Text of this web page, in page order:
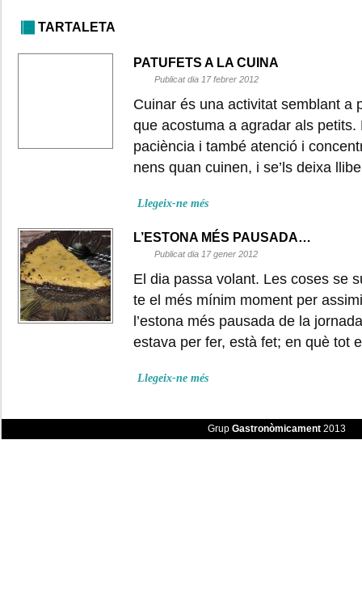
TARTALETA
PATUFETS A LA CUINA
Publicat dia 17 febrer 2012
Cuinar és una activitat semblant a
que acostuma a agradar als petits.
paciència i també atenció i
nens quan cuinen, i se’ls deixa
Llegeix-ne més
L’ESTONA MÉS PAUSADA…
Publicat dia 17 gener 2012
El dia passa volant. Les coses se
te el més mínim moment per
l’estona més pausada de la
estava per fer, està fet; en què tot
Llegeix-ne més
Grup Gastronòmicament2013